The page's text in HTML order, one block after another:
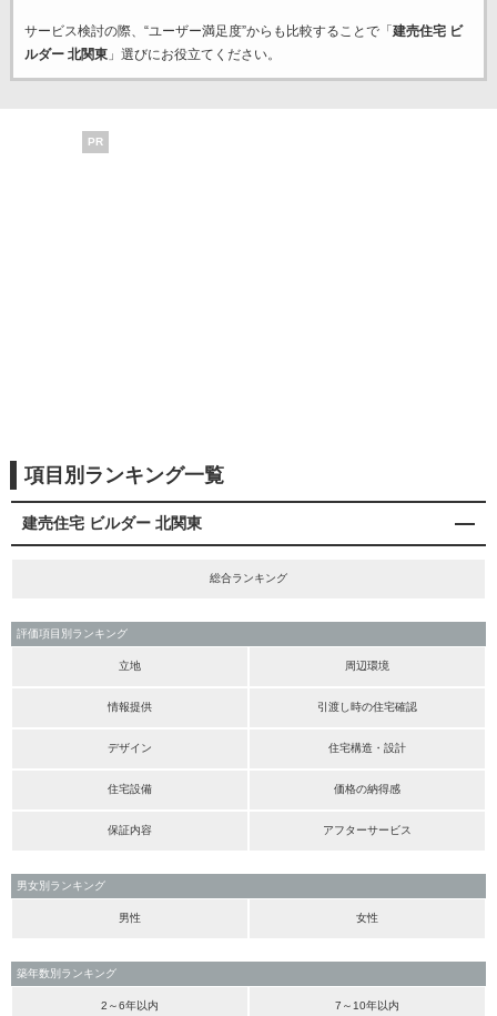
サービス検討の際、“ユーザー満足度”からも比較することで「 建売住宅 ビ
ルダー 北関東」選びにお役立てください。
PR
項目別ランキング一覧
建売住宅 ビルダー 北関東
総合ランキング
評価項目別ランキング
立地 周辺環境
情報提供 引渡し時の住宅確認
デザイン 住宅構造・設計
住宅設備 価格の納得感
保証内容 アフターサービス
男女別ランキング
男性 女性
築年数別ランキング
2～6年以内 7～10年以内